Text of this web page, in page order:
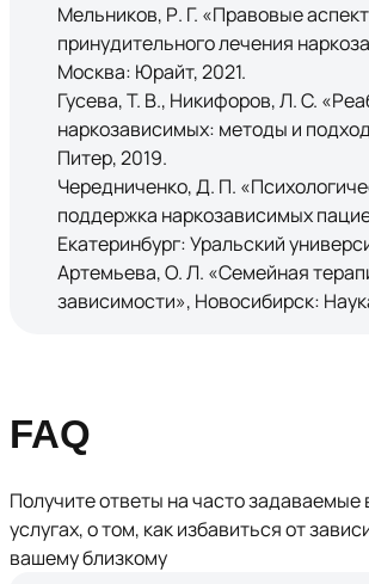
Мельников, Р. Г. «Правовые
принудительного лечения
Москва: Юрайт, 2021.
Гусева, Т. В., Никифоров, Л. С.
наркозависимых: методы и
Питер, 2019.
Чередниченко, Д. П.
поддержка наркозависимых
Екатеринбург: Уральский
Артемьева, О. Л. «Семейная
зависимости», Новосибирск:
FAQ
Получите ответы на часто
услугах, о том, как избавиться от
вашему близкому